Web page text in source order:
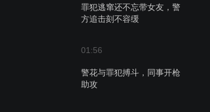
罪犯逃窜还不忘带女友，警
方追击刻不容缓
01:56
警花与罪犯搏斗，同事开枪
助攻